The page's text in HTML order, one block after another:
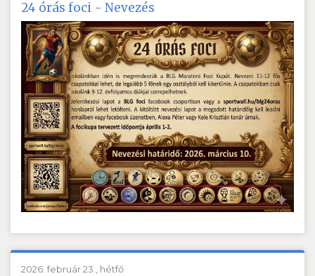
24 órás foci - Nevezés
2026. február 23., hétfő